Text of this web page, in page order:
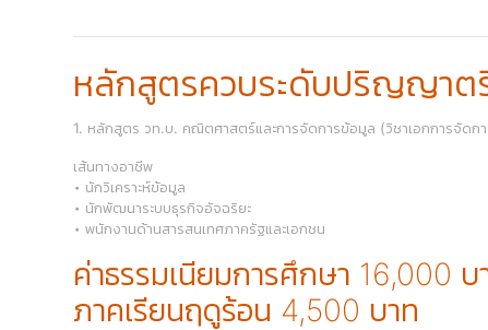
หลักสูตรควบระดับปริญญา
1. หลักสูตร วท.บ. คณิตศาสตร์และการจัดการข้อมูล (วิชาเอกการจัดก
เส้นทางอาชีพ
• นักวิเคราะห์ข้อมูล
• นักพัฒนาระบบธุรกิจอัจฉริยะ
• พนักงานด้านสารสนเทศภาครัฐและเอกชน
ค่าธรรมเนียมการศึกษา 16,000 บ
ภาคเรียนฤดูร้อน 4,500 บาท